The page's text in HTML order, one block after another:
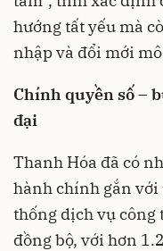
hướng tất yếu mà
nhập và đổi mới
Chính quyền số –
đại
Thanh Hóa đã có
hành chính gắn với
thống dịch vụ
đồng bộ, với hơn